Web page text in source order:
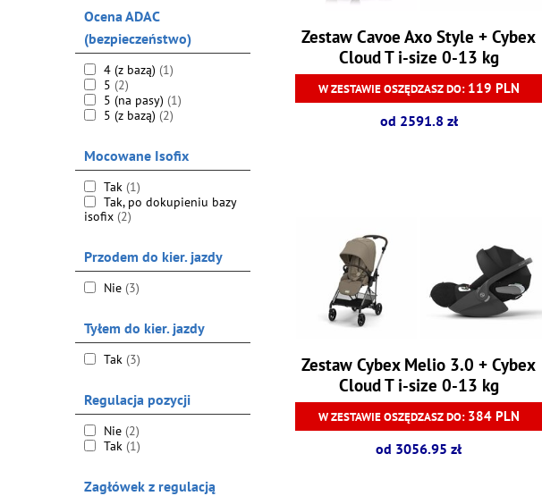
Ocena ADAC
(bezpieczeństwo)
4 (z bazą) (1)
5 (2)
5 (na pasy) (1)
5 (z bazą) (2)
Mocowane Isofix
Tak (1)
Tak, po dokupieniu bazy
isofix (2)
Przodem do kier. jazdy
Nie (3)
Tyłem do kier. jazdy
Tak (3)
Regulacja pozycji
Nie (2)
Tak (1)
Zagłówek z regulacją
Zestaw Cavoe Axo Style + Cybex
Cloud T i-size 0-13 kg
W ZESTAWIE OSZĘDZASZ DO: 119 PLN
od 2591.8 zł
Zestaw Cybex Melio 3.0 + Cybex
Cloud T i-size 0-13 kg
W ZESTAWIE OSZĘDZASZ DO: 384 PLN
od 3056.95 zł